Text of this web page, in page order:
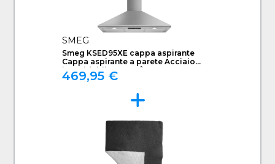
SMEG
Smeg KSED95XE cappa aspirante
Cappa aspirante a parete Acciaio
inossidabile 595 m³/h B
469,95 €